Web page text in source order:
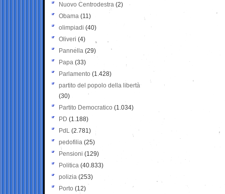
Nuovo Centrodestra (2)
Obama (11)
olimpiadi (40)
Oliveri (4)
Pannella (29)
Papa (33)
Parlamento (1.428)
partito del popolo della libertà
(30)
Partito Democratico (1.034)
PD (1.188)
PdL (2.781)
pedofilia (25)
Pensioni (129)
Politica (40.833)
polizia (253)
Porto (12)